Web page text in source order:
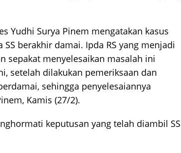
Yudhi Surya Pinem mengatakan kasus
berakhir damai. Ipda RS yang menjadi
sepakat menyelesaikan masalah ini
setelah dilakukan pemeriksaan dan
sehingga penyelesaiannya
Kamis (27/2).
keputusan yang telah diambil SS